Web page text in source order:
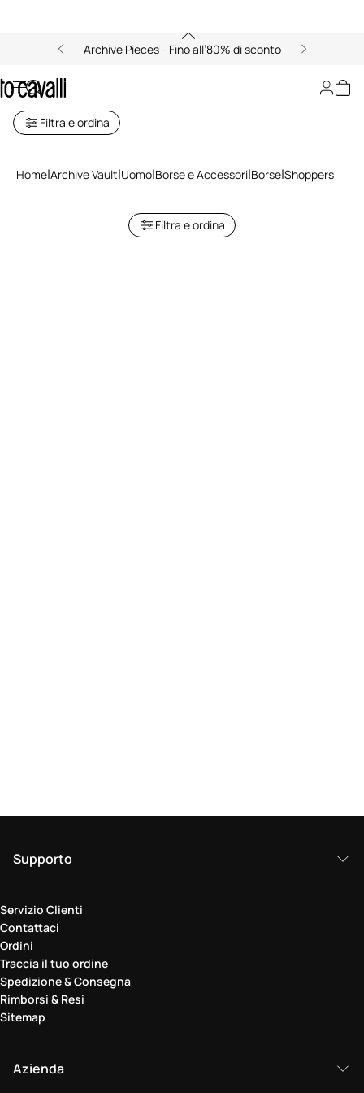
Archive Pieces - Fino all’80% di sconto
Shoppers
Filtra e ordina
Home Archive Vault Uomo Borse e Accessori Borse Shoppers
Filtra e ordina
Supporto
Servizio Clienti
Contattaci
Ordini
Traccia il tuo ordine
Spedizione & Consegna
Rimborsi & Resi
Sitemap
Azienda